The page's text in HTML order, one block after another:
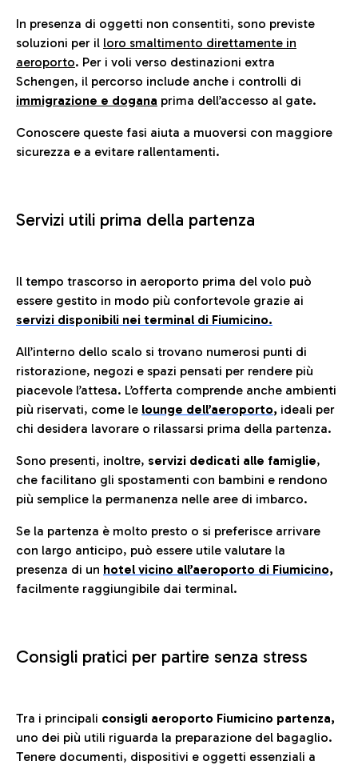
In presenza di oggetti non consentiti, sono previste
soluzioni per il loro smaltimento direttamente in
aeroporto. Per i voli verso destinazioni extra
Schengen, il percorso include anche i controlli di
immigrazione e dogana prima dell’accesso al gate.
Conoscere queste fasi aiuta a muoversi con maggiore
sicurezza e a evitare rallentamenti.
Servizi utili prima della partenza
Il tempo trascorso in aeroporto prima del volo può
essere gestito in modo più confortevole grazie ai
servizi disponibili nei terminal di Fiumicino.
All’interno dello scalo si trovano numerosi punti di
ristorazione, negozi e spazi pensati per rendere più
piacevole l’attesa. L’offerta comprende anche ambienti
più riservati, come le lounge dell’aeroporto, ideali per
chi desidera lavorare o rilassarsi prima della partenza.
Sono presenti, inoltre, servizi dedicati alle famiglie,
che facilitano gli spostamenti con bambini e rendono
più semplice la permanenza nelle aree di imbarco.
Se la partenza è molto presto o si preferisce arrivare
con largo anticipo, può essere utile valutare la
presenza di un hotel vicino all’aeroporto di Fiumicino,
facilmente raggiungibile dai terminal.
Consigli pratici per partire senza stress
Tra i principali consigli aeroporto Fiumicino partenza,
uno dei più utili riguarda la preparazione del bagaglio.
Tenere documenti, dispositivi e oggetti essenziali a